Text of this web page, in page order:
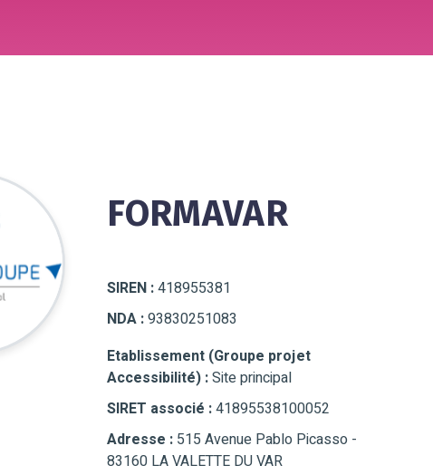
FORMAVAR
SIREN :418955381
NDA :93830251083
Etablissement (Groupe projet
Accessibilité) :Site principal
SIRET associé :41895538100052
Adresse : 515 Avenue Pablo Picasso -
83160 LA VALETTE DU VAR